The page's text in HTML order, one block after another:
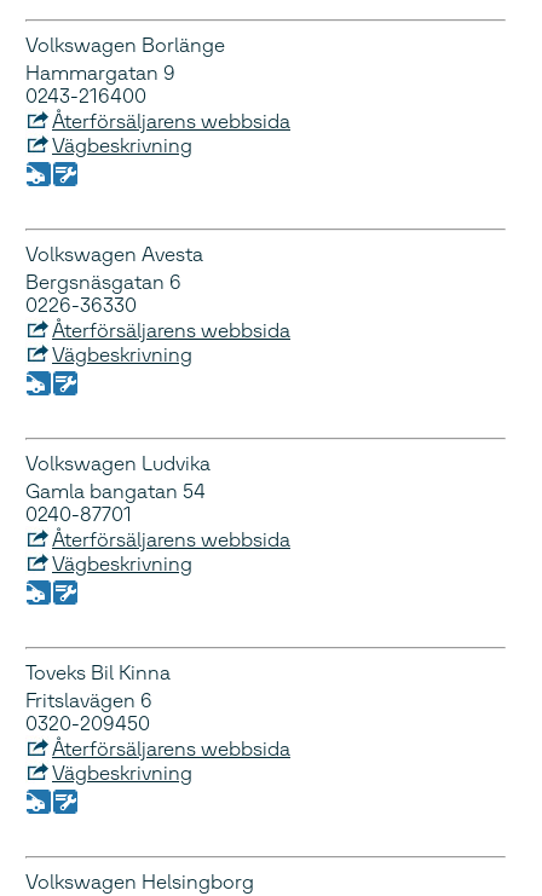
Volkswagen Borlänge
Hammargatan 9
0243-216400
Återförsäljarens webbsida
Vägbeskrivning
Volkswagen Avesta
Bergsnäsgatan 6
0226-36330
Återförsäljarens webbsida
Vägbeskrivning
Volkswagen Ludvika
Gamla bangatan 54
0240-87701
Återförsäljarens webbsida
Vägbeskrivning
Toveks Bil Kinna
Fritslavägen 6
0320-209450
Återförsäljarens webbsida
Vägbeskrivning
Volkswagen Helsingborg